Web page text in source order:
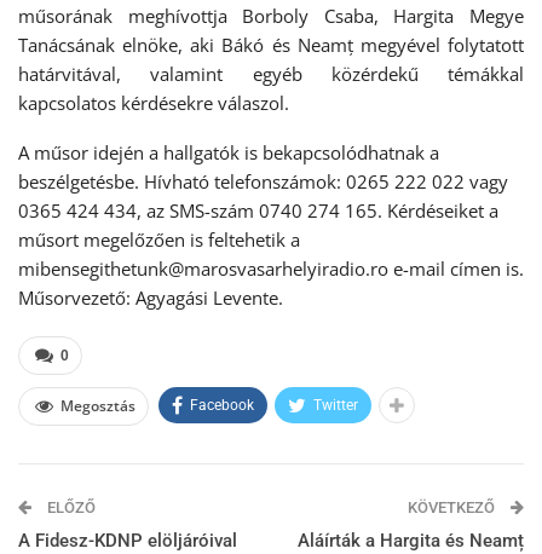
műsorának meghívottja Borboly Csaba, Hargita Megye
Tanácsának elnöke, aki Bákó és Neamț megyével folytatott
határvitával, valamint egyéb közérdekű témákkal
kapcsolatos kérdésekre válaszol.
A műsor idején a hallgatók is bekapcsolódhatnak a
beszélgetésbe. Hívható telefonszámok: 0265 222 022 vagy
0365 424 434, az SMS-szám 0740 274 165. Kérdéseiket a
műsort megelőzően is feltehetik a
mibensegithetunk@marosvasarhelyiradio.ro e-mail címen is.
Műsorvezető: Agyagási Levente.
0
Megosztás Facebook Twitter
ELŐZŐ
A Fidesz-KDNP elöljáróival
KÖVETKEZŐ
Aláírták a Hargita és Neamț